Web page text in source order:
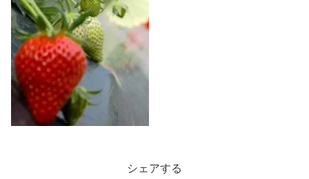
シェアする